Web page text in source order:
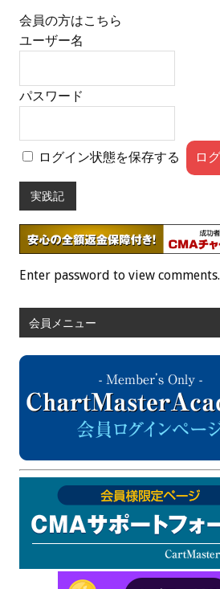
会員の方はこちら
ユーザー名
パスワード
ログイン状態を保存する
実践記
Enter password to view comments.
会員メニュー